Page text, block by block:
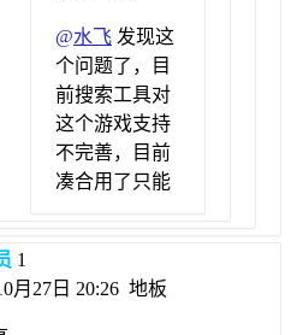
@水飞 发现这
个问题了，目
前搜索工具对
这个游戏支持
不完善，目前
凑合用了只能
1
月27日 20:26 地板